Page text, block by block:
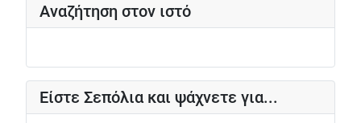
Αναζήτηση στον ιστό
Είστε Σεπόλια και ψάχνετε για...